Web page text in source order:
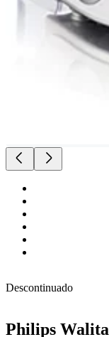
Descontinuado
Philips Walita